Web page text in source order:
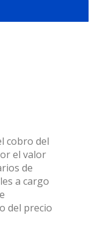
cobro del
el valor
de
a cargo
del precio